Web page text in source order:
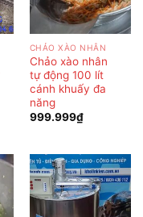
CHẢO XÀO NHÂN
Chảo xào nhân
tự động 100 lít
cánh khuấy đa
năng
999.999₫